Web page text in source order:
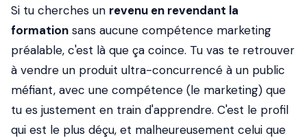
Si tu cherches un revenu en revendant la
formation sans aucune compétence marketing
préalable, c'est là que ça coince. Tu vas te retrouver
à vendre un produit ultra-concurrencé à un public
méfiant, avec une compétence (le marketing) que
tu es justement en train d'apprendre. C'est le profil
qui est le plus déçu, et malheureusement celui que